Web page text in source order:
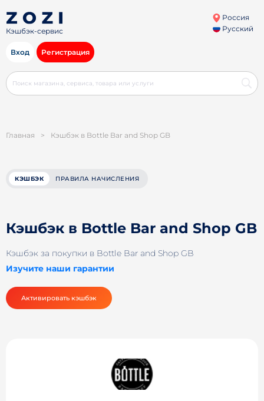
Кэшбэк-сервис
Россия
Русский
Вход Регистрация
Главная > Кэшбэк в Bottle Bar and Shop GB
КЭШБЭК ПРАВИЛА НАЧИСЛЕНИЯ
Кэшбэк в Bottle Bar and Shop GB
Кэшбэк за покупки в Bottle Bar and Shop GB
Изучите наши гарантии
Активировать кэшбэк